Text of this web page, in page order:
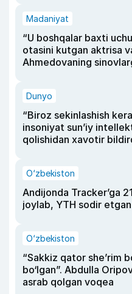
Madaniyat
“U boshqalar baxti
otasini kutgan aktrisa
Ahmedovaning
Dunyo
“Biroz sekinlashish
insoniyat sun’iy
qolishidan xavotir
O‘zbekiston
Andijonda Tracker’ga
joylab, YTH sodir
O‘zbekiston
“Sakkiz qator she’rim
bo‘lgan”. Abdulla
asrab qolgan voqea